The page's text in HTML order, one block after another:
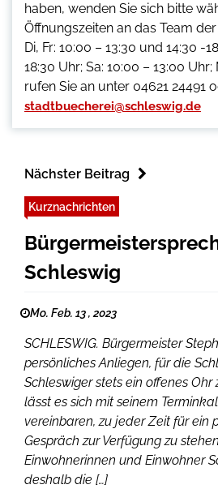
haben, wenden Sie sich bitte
Öffnungszeiten an das Team
Di, Fr: 10:00 – 13:30 und 14:30 -
18:30 Uhr; Sa: 10:00 – 13:00
rufen Sie an unter 04621 24491
stadtbuecherei@schleswig.de
Nächster Beitrag
Kurznachrichten
Schleswig
Mo. Feb. 13 , 2023
SCHLESWIG. Bürgermeister
persönliches Anliegen, für die
Schleswiger stets ein offenes Ohr
lässt es sich mit seinem
vereinbaren, zu jeder Zeit für ein
Gespräch zur Verfügung zu
Einwohnerinnen und Einwohner
deshalb die […]